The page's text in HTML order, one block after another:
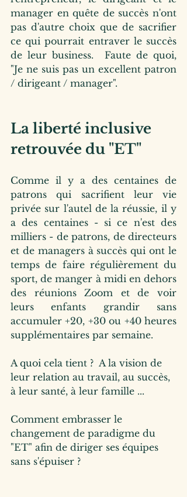
manager en quête de succès n'ont
pas d'autre choix que de sacrifier
ce qui pourrait entraver le succès
de leur business.  Faute de quoi,
"Je ne suis pas un excellent patron
/ dirigeant / manager".
La liberté inclusive
retrouvée du "ET"
Comme il y a des centaines de
patrons qui sacrifient leur vie
privée sur l'autel de la réussie, il y
a des centaines - si ce n'est des
milliers - de patrons, de directeurs
et de managers à succès qui ont le
temps de faire régulièrement du
sport, de manger à midi en dehors
des réunions Zoom et de voir
leurs enfants grandir sans
accumuler +20, +30 ou +40 heures
supplémentaires par semaine.
A quoi cela tient ?  A la vision de
leur relation au travail, au succès,
à leur santé, à leur famille ...
Comment embrasser le
changement de paradigme du
"ET" afin de diriger ses équipes
sans s'épuiser ?